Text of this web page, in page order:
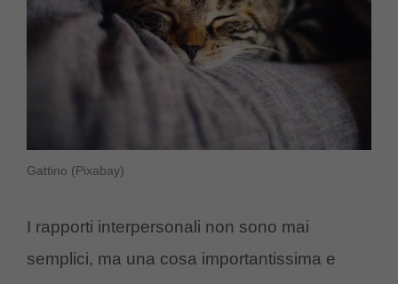
Gattino (Pixabay)
I rapporti interpersonali non sono mai
semplici, ma una cosa importantissima e